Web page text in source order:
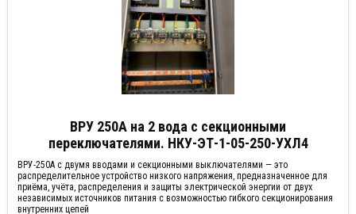
ВРУ 250А на 2 вода с секционными
переключателями. НКУ-ЭТ-1-05-250-УХЛ4
ВРУ-250А с двумя вводами и секционными выключателями — это
распределительное устройство низкого напряжения, предназначенное для
приёма, учёта, распределения и защиты электрической энергии от двух
независимых источников питания с возможностью гибкого секционирования
внутренних цепей